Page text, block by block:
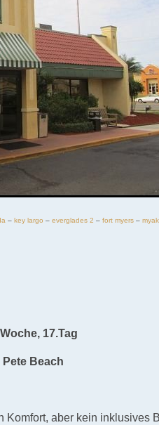
– key largo – everglades 2 – fort myers –
17.Tag
Beach
aber kein inklusives